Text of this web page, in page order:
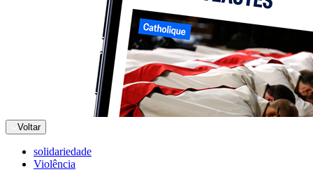
Voltar
solidariedade
Violência